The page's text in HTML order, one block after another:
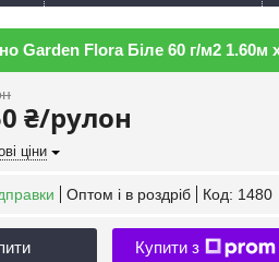
Garden Flora Біле 60 г/м2 1.60м
₴/рулон
ціни
Оптом і в роздріб Код: 1480
Купити з